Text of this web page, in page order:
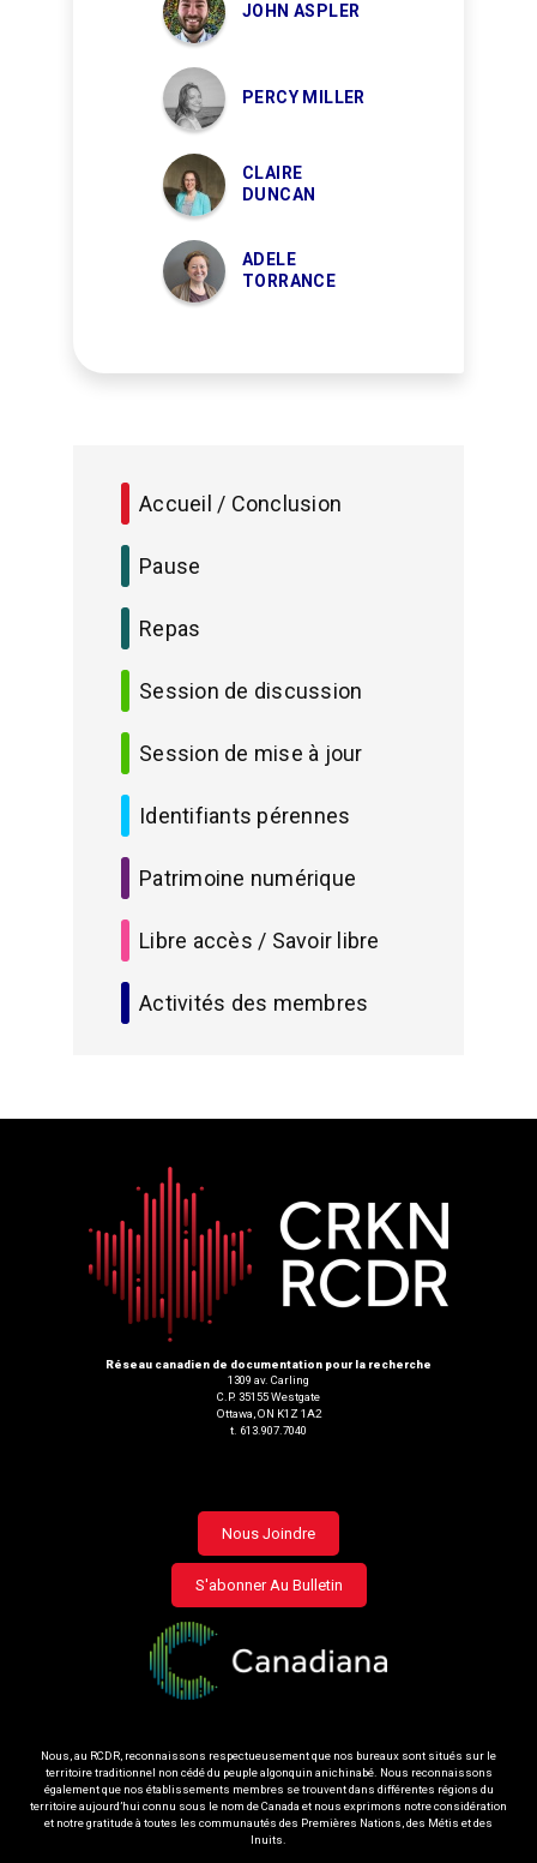
JOHN ASPLER
PERCY MILLER
CLAIRE
DUNCAN
ADELE
TORRANCE
Accueil / Conclusion
Pause
Repas
Session de discussion
Session de mise à jour
Identifiants pérennes
Patrimoine numérique
Libre accès / Savoir libre
Activités des membres
Réseau canadien de documentation pour la recherche
1309 av. Carling
C.P. 35155 Westgate
Ottawa, ON K1Z 1A2
t. 613.907.7040
Footer
menu
Nous Joindre
S'abonner Au Bulletin
Nous, au RCDR, reconnaissons respectueusement que nos bureaux sont situés sur le
territoire traditionnel non cédé du peuple algonquin anichinabé. Nous reconnaissons
également que nos établissements membres se trouvent dans différentes régions du
territoire aujourd’hui connu sous le nom de Canada et nous exprimons notre considération
et notre gratitude à toutes les communautés des Premières Nations, des Métis et des
Inuits.